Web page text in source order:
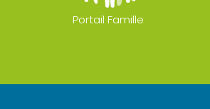
Portail Famille